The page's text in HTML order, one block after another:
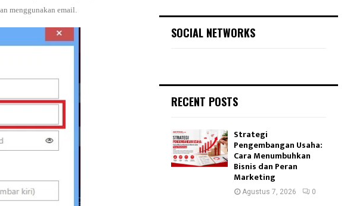
menggunakan email.
SOCIAL NETWORKS
RECENT POSTS
Strategi
Pengembangan Usaha:
Cara Menumbuhkan
Bisnis dan Peran
Marketing
Agustus 7, 2026 0